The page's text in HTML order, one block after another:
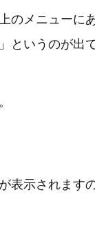
のメニューに
というのが出
表示されます